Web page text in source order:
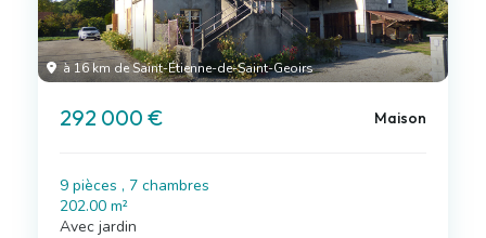
à 16 km de Saint-Étienne-de-Saint-Geoirs
292 000 € Maison
9 pièces , 7 chambres
202.00 m²
Avec jardin